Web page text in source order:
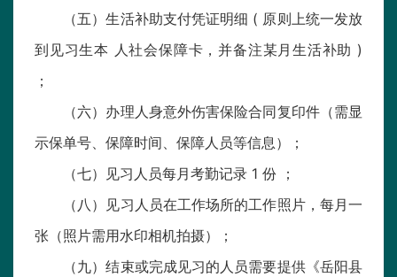
（五）生活补助支付凭证明细 ( 原则上统一发放
到见习生本 人社会保障卡，并备注某月生活补助 )
；
（六）办理人身意外伤害保险合同复印件（需显
示保单号、保障时间、保障人员等信息）；
（七）见习人员每月考勤记录 1 份 ；
（八）见习人员在工作场所的工作照片，每月一
张（照片需用水印相机拍摄）；
（九）结束或完成见习的人员需要提供《岳阳县